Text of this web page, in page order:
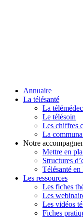
Annuaire
La télésanté
La
Le télésoin
Les chiffres
La
Notre
Mettre en
Structures
Télésanté
Les ressources
Les fiches
Les
Les vidéos
Fiches